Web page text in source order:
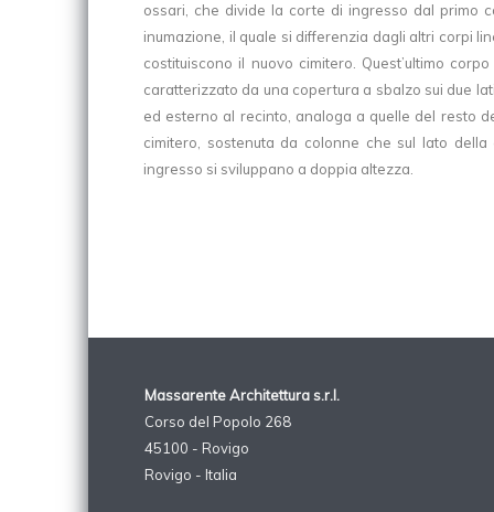
ossari, che divide la corte di ingresso dal primo
inumazione, il quale si differenzia dagli altri corpi
costituiscono il nuovo cimitero. Quest’ultimo
caratterizzato da una copertura a sbalzo sui due
ed esterno al recinto, analoga a quelle del resto
cimitero, sostenuta da colonne che sul lato
ingresso si sviluppano a doppia altezza.
Massarente Architettura s.r.l.
Corso del Popolo 268
45100 - Rovigo
Rovigo - Italia